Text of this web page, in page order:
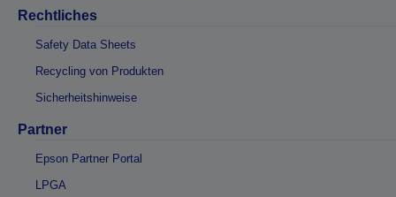
Rechtliches
Safety Data Sheets
Recycling von Produkten
Sicherheitshinweise
Partner
Epson Partner Portal
LPGA